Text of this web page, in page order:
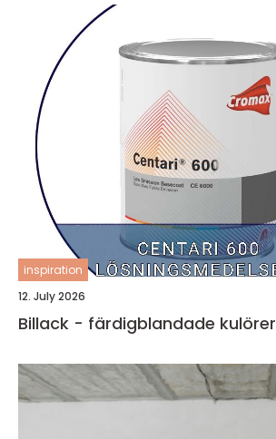
inspiration
12. July 2026
Billack - färdigblandade kulörer